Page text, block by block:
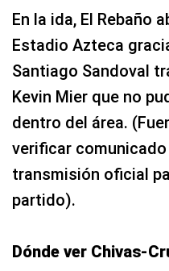
En la ida, El Rebaño
Estadio Azteca
Santiago Sandoval
Kevin Mier que no
dentro del área.
verificar
transmisión oficial
partido).
Dónde ver Chivas-